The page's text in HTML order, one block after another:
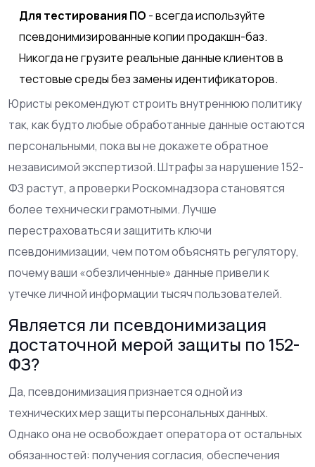
Для тестирования ПО - всегда используйте
псевдонимизированные копии продакшн-баз.
Никогда не грузите реальные данные клиентов в
тестовые среды без замены идентификаторов.
Юристы рекомендуют строить внутреннюю политику
так, как будто любые обработанные данные остаются
персональными, пока вы не докажете обратное
независимой экспертизой. Штрафы за нарушение 152-
ФЗ растут, а проверки Роскомнадзора становятся
более технически грамотными. Лучше
перестраховаться и защитить ключи
псевдонимизации, чем потом объяснять регулятору,
почему ваши «обезличенные» данные привели к
утечке личной информации тысяч пользователей.
Является ли псевдонимизация
достаточной мерой защиты по 152-
ФЗ?
Да, псевдонимизация признается одной из
технических мер защиты персональных данных.
Однако она не освобождает оператора от остальных
обязанностей: получения согласия, обеспечения